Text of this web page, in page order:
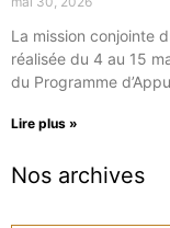
La mission conjointe
réalisée du 4 au 15
du Programme
Lire plus »
Nos archives